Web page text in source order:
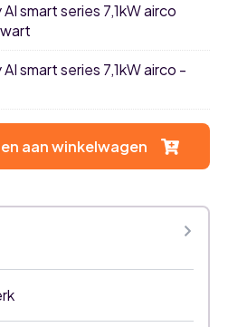
smart series 7,1kW airco
smart series 7,1kW airco -
aan winkelwagen